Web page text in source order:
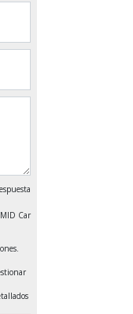
Car